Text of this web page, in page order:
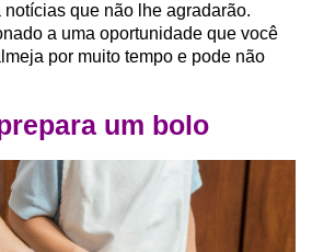
notícias que não lhe agradarão.
a uma oportunidade que você
por muito tempo e pode não
um bolo